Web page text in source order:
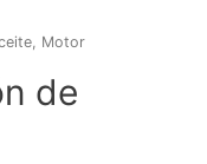
Motor
de